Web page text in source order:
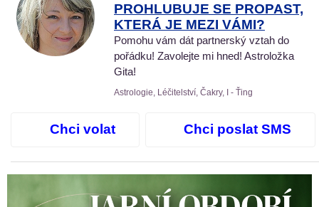
PROHLUBUJE SE PROPAST,
KTERÁ JE MEZI VÁMI?
Pomohu vám dát partnerský vztah do
pořádku! Zavolejte mi hned! Astroložka
Gita!
Astrologie, Léčitelství, Čakry, I - Ťing
Chci volat Chci poslat SMS